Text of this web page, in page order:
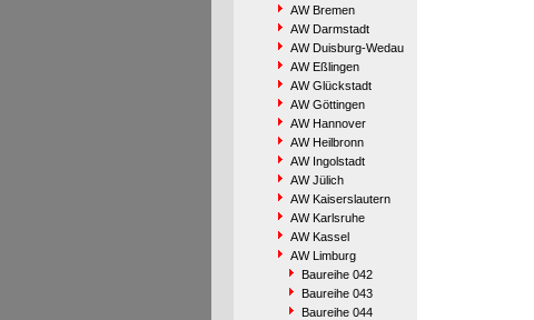
AW Bremen
AW Darmstadt
AW Duisburg-Wedau
AW Eßlingen
AW Glückstadt
AW Göttingen
AW Hannover
AW Heilbronn
AW Ingolstadt
AW Jülich
AW Kaiserslautern
AW Karlsruhe
AW Kassel
AW Limburg
Baureihe 042
Baureihe 043
Baureihe 044